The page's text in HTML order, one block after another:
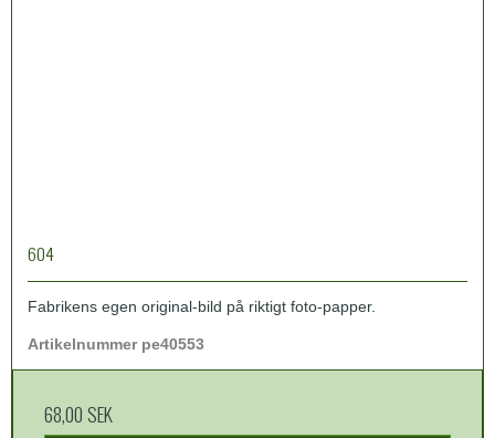
604
Fabrikens egen original-bild på riktigt foto-papper.
Artikelnummer pe40553
68,00 SEK